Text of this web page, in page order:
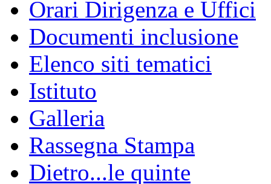
Orari Dirigenza e Uffici
Documenti inclusione
Elenco siti tematici
Istituto
Galleria
Rassegna Stampa
Dietro...le quinte